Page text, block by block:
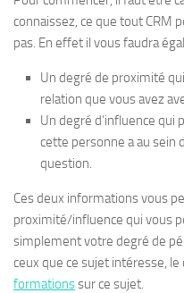
connaissez, ce que tout CRM
pas. En effet il vous faudra
Un degré de proximité
relation que vous avez
Un degré d’influence qui
cette personne a au sein
question.
Ces deux informations vous
proximité/influence qui vous
simplement votre degré de
ceux que ce sujet intéresse,
formationssur ce sujet.